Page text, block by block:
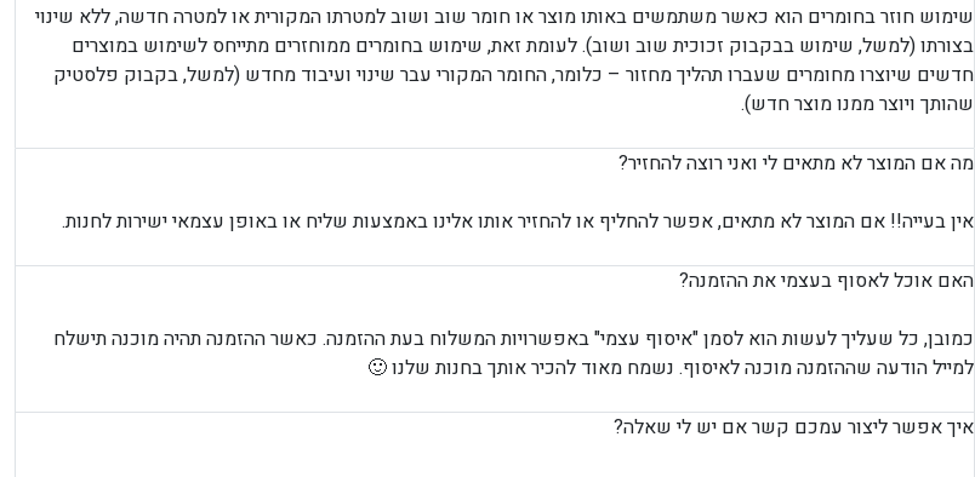
שימוש חוזר בחומרים הוא כאשר משתמשים באותו מוצר או חומר שוב ושוב למטרתו המקורית או למטרה חדשה, ללא שינוי
בצורתו (למשל, שימוש בבקבוק זכוכית שוב ושוב). לעומת זאת, שימוש בחומרים ממוחזרים מתייחס לשימוש במוצרים
חדשים שיוצרו מחומרים שעברו תהליך מחזור – כלומר, החומר המקורי עבר שינוי ועיבוד מחדש (למשל, בקבוק פלסטיק
שהותך ויוצר ממנו מוצר חדש).
מה אם המוצר לא מתאים לי ואני רוצה להחזיר?
אין בעייה!! אם המוצר לא מתאים, אפשר להחליף או להחזיר אותו אלינו באמצעות שליח או באופן עצמאי ישירות לחנות.
האם אוכל לאסוף בעצמי את ההזמנה?
כמובן, כל שעליך לעשות הוא לסמן "איסוף עצמי" באפשרויות המשלוח בעת ההזמנה. כאשר ההזמנה תהיה מוכנה תישלח
למייל הודעה שההזמנה מוכנה לאיסוף. נשמח מאוד להכיר אותך בחנות שלנו 🙂
איך אפשר ליצור עמכם קשר אם יש לי שאלה?